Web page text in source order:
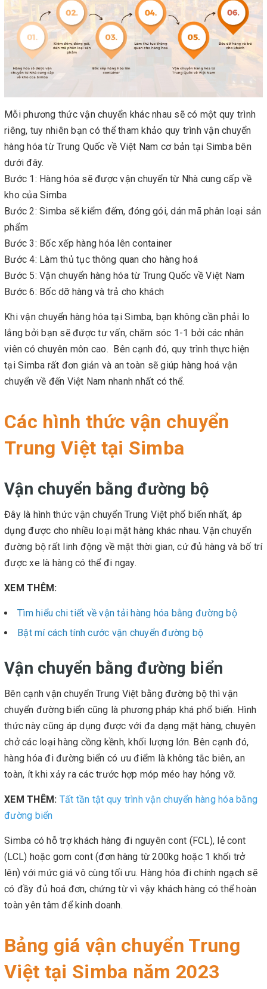
Mỗi phương thức vận chuyển khác nhau sẽ có một quy trình
riêng, tuy nhiên bạn có thể tham khảo quy trình vận chuyển
hàng hóa từ Trung Quốc về Việt Nam cơ bản tại Simba bên
dưới đây.
Bước 1: Hàng hóa sẽ được vận chuyển từ Nhà cung cấp về
kho của Simba
Bước 2: Simba sẽ kiểm đếm, đóng gói, dán mã phân loại sản
phẩm
Bước 3: Bốc xếp hàng hóa lên container
Bước 4: Làm thủ tục thông quan cho hàng hoá
Bước 5: Vận chuyển hàng hóa từ Trung Quốc về Việt Nam
Bước 6: Bốc dỡ hàng và trả cho khách
Khi vận chuyển hàng hóa tại Simba, bạn không cần phải lo
lắng bởi bạn sẽ được tư vấn, chăm sóc 1-1 bởi các nhân
viên có chuyên môn cao. Bên cạnh đó, quy trình thực hiện
tại Simba rất đơn giản và an toàn sẽ giúp hàng hoá vận
chuyển về đến Việt Nam nhanh nhất có thể.
Các hình thức vận chuyển
Trung Việt tại Simba
Vận chuyển bằng đường bộ
Đây là hình thức vận chuyển Trung Việt phổ biến nhất, áp
dụng được cho nhiều loại mặt hàng khác nhau. Vận chuyển
đường bộ rất linh động về mặt thời gian, cứ đủ hàng và bố trí
được xe là hàng có thể đi ngay.
XEM THÊM:
Tìm hiểu chi tiết về vận tải hàng hóa bằng đường bộ
Bật mí cách tính cước vận chuyển đường bộ
Vận chuyển bằng đường biển
Bên cạnh vận chuyển Trung Việt bằng đường bộ thì vận
chuyển đường biển cũng là phương pháp khá phổ biến. Hình
thức này cũng áp dụng được với đa dạng mặt hàng, chuyên
chở các loại hàng cồng kềnh, khối lượng lớn. Bên cạnh đó,
hàng hóa đi đường biển có ưu điểm là không tắc biên, an
toàn, ít khi xảy ra các trước hợp móp méo hay hỏng vỡ.
XEM THÊM: Tất tần tật quy trình vận chuyển hàng hóa bằng
đường biển
Simba có hỗ trợ khách hàng đi nguyên cont (FCL), lẻ cont
(LCL) hoặc gom cont (đơn hàng từ 200kg hoặc 1 khối trở
lên) với mức giá vô cùng tối ưu. Hàng hóa đi chính ngạch sẽ
có đầy đủ hoá đơn, chứng từ vì vậy khách hàng có thể hoàn
toàn yên tâm để kinh doanh.
Bảng giá vận chuyển Trung
Việt tại Simba năm 2023